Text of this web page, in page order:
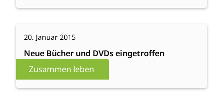
geehrt
Zusammen leben
20. Januar 2015
Neue Bücher und DVDs eingetroffen
Neue
Bücher
und
DVDs
eingetroffen